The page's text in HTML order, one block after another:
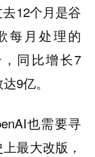
12个月是谷
每月处理的
同比增长7
9亿。
也需要寻
最大改版，